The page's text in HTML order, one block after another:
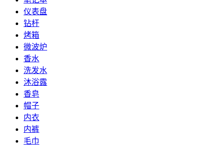
仪表盘
钻杆
烤箱
微波炉
香水
洗发水
沐浴露
香皂
帽子
内衣
内裤
毛巾